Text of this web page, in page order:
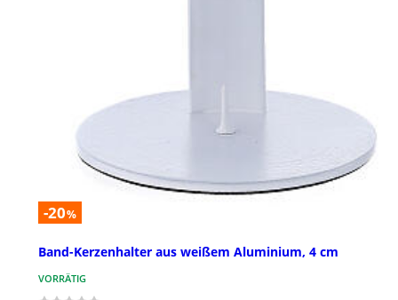
-20%
Band-Kerzenhalter aus weißem Aluminium, 4 cm
VORRÄTIG